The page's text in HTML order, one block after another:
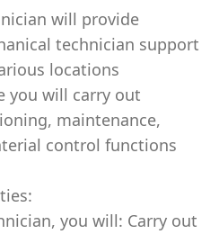
will provide
technician support
locations
you will carry out
maintenance,
control functions
you will: Carry out